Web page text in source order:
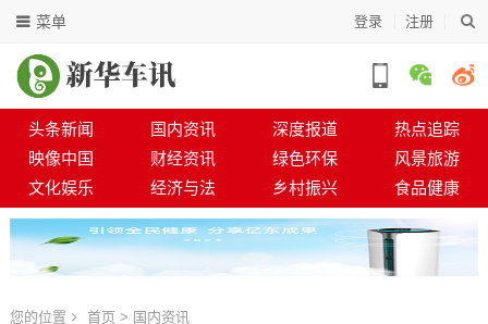
登录 注册
菜单
头条新闻 国内资讯 深度报道
热点追踪
映像中国
财经资讯 绿色环保
风景旅游
文化娱乐
经济与法 乡村振兴 食品健康
您的位置 首页 > 国内资讯